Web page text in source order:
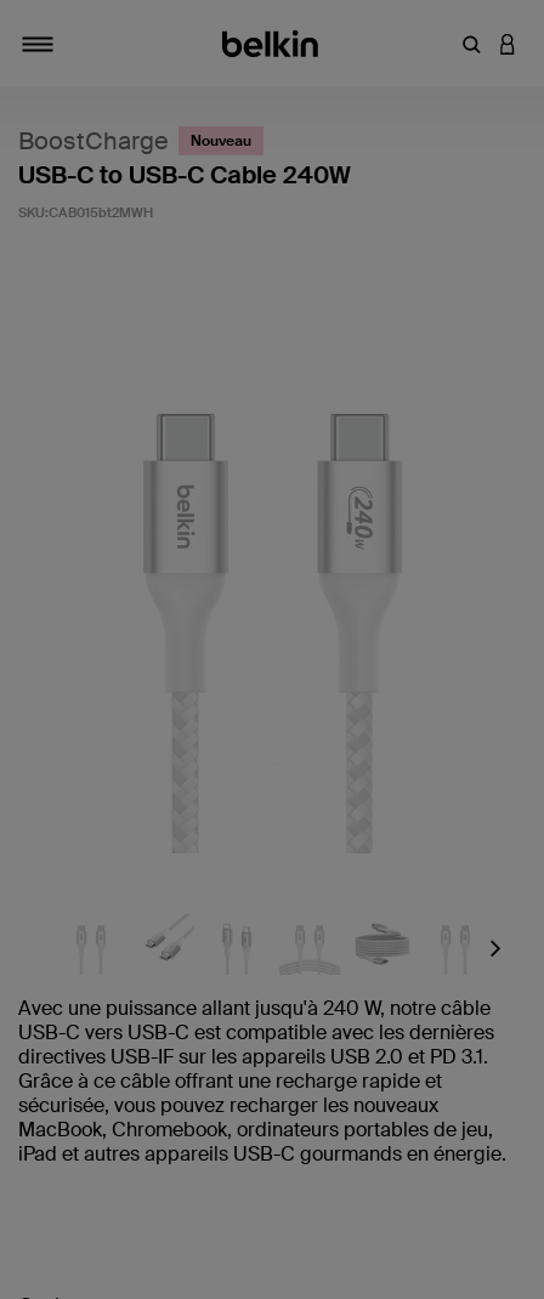
Saisir
BoostCharge Nouveau
USB-C to USB-C Cable 240W
SKU:CAB015bt2MWH
Next
Avec une puissance allant jusqu'à 240 W, notre câble
USB-C vers USB-C est compatible avec les dernières
directives USB-IF sur les appareils USB 2.0 et PD 3.1.
Grâce à ce câble offrant une recharge rapide et
sécurisée, vous pouvez recharger les nouveaux
MacBook, Chromebook, ordinateurs portables de jeu,
iPad et autres appareils USB-C gourmands en énergie.